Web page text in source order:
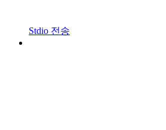
Stdio 전송